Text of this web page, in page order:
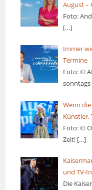
August –
Foto:
[…]
Immer
Termine
Foto: ©
Wenn
Künstler,
Foto: ©
Zeit! […]
und TV-
Die